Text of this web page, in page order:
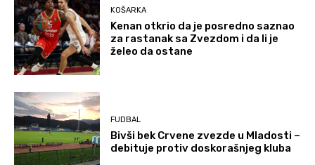
KOŠARKA
Kenan otkrio da je posredno saznao
za rastanak sa Zvezdom i da li je
želeo da ostane
FUDBAL
Bivši bek Crvene zvezde u Mladosti –
debituje protiv doskorašnjeg kluba